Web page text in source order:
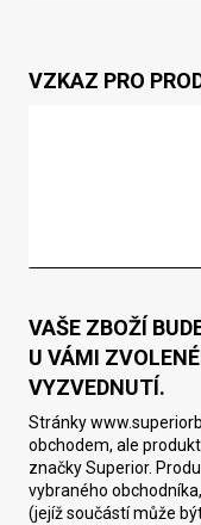
VZKAZ PRO
VAŠE ZBOŽÍ
U VÁMI
VYZVEDNUTÍ.
Stránky
obchodem, ale
značky Superior.
vybraného
(jejíž součástí může